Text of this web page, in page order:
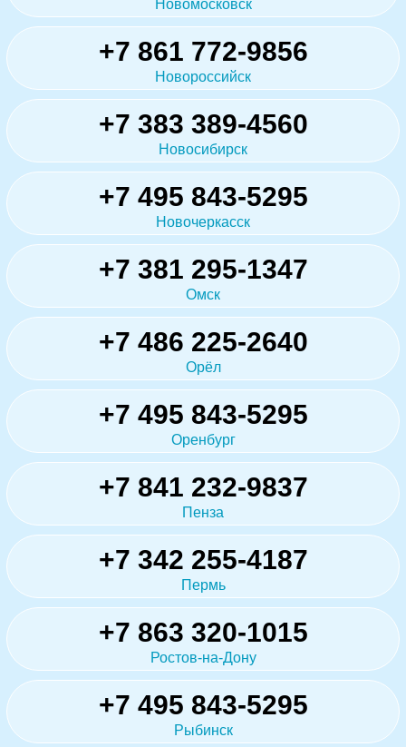
Новомосковск
+7 861 772-9856
Новороссийск
+7 383 389-4560
Новосибирск
+7 495 843-5295
Новочеркасск
+7 381 295-1347
Омск
+7 486 225-2640
Орёл
+7 495 843-5295
Оренбург
+7 841 232-9837
Пенза
+7 342 255-4187
Пермь
+7 863 320-1015
Ростов-на-Дону
+7 495 843-5295
Рыбинск